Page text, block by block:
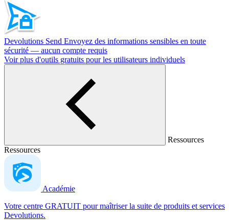
Devolutions Send Envoyez des informations sensibles en toute
sécurité — aucun compte requis
Voir plus d'outils gratuits pour les utilisateurs individuels
Ressources
Ressources
Académie
Votre centre GRATUIT pour maîtriser la suite de produits et services
Devolutions.